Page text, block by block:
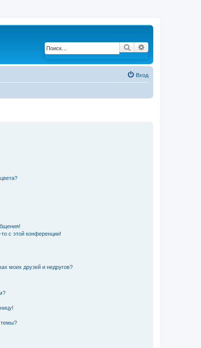
Поиск
Вход
с этой конференции!
моих друзей и недругов?
темы?